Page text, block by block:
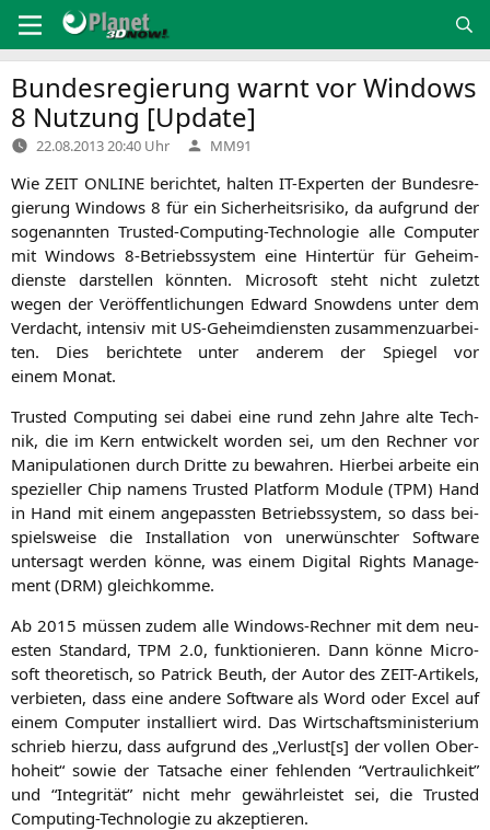
Inhalt
springen
Bundesregierung warnt vor Windows
8 Nutzung [Update]
22.08.2013 20:40 Uhr Verfasst
von
MM91
WieZEIT ONLINEberich­tet, hal­ten IT-Exper­ten der Bun­des­re­
gie­rung Win­dows 8 für ein Sicher­heits­ri­si­ko, da auf­grund der
soge­nann­ten Trus­ted-Com­pu­ting-Tech­no­lo­gie alle Com­pu­ter
mit Win­dows 8‑Betriebssystem eine Hin­ter­tür für Geheim­
diens­te dar­stel­len könn­ten. Micro­soft steht nicht zuletzt
wegen der Ver­öf­fent­li­chun­gen Edward Snow­dens unter dem
Ver­dacht, inten­siv mit US-Geheim­diens­ten zusam­men­zu­ar­bei­
ten. Dies berich­te­te unter ande­rem der Spie­gel vor
einem Monat.
Trus­ted Com­pu­ting sei dabei eine rund zehn Jah­re alte Tech­
nik, die im Kern ent­wi­ckelt wor­den sei, um den Rech­ner vor
Mani­pu­la­tio­nen durch Drit­te zu bewah­ren. Hier­bei arbei­te ein
spe­zi­el­ler Chip namens Trus­ted Plat­form Modu­le (TPM) Hand
in Hand mit einem ange­pass­ten Betriebs­sys­tem, so dass bei­
spiels­wei­se die Instal­la­ti­on von uner­wünsch­ter Soft­ware
unter­sagt wer­den kön­ne, was einem Digi­tal Rights Manage­
ment (DRM) gleichkomme.
Ab 2015 müs­sen zudem alle Win­dows-Rech­ner mit dem neu­
es­ten Stan­dard,TPM 2.0, funk­tio­nie­ren. Dann kön­ne Micro­
soft theo­re­tisch, so Patrick Beuth, der Autor des ZEIT-Arti­kels,
ver­bie­ten, dass eine ande­re Soft­ware als Word oder Excel auf
einem Com­pu­ter instal­liert wird. Das Wirt­schafts­mi­nis­te­ri­um
schrieb hier­zu, dass auf­grund des „Verlust[s] der vol­len Ober­
ho­heit“ sowie der Tat­sa­che einer feh­len­den “Ver­trau­lich­keit”
und “Inte­gri­tät” nicht mehr gewähr­leis­tet sei, die Trus­ted
Com­pu­ting-Tech­no­lo­gie zu akzeptieren.